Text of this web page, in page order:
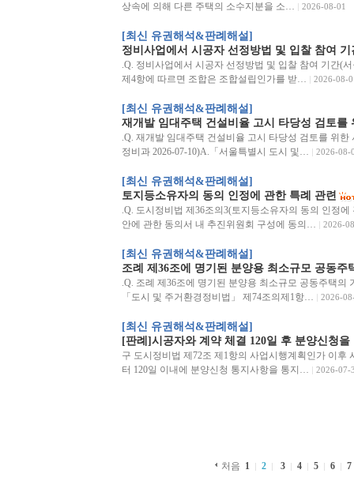
상속에 의해 다른 주택의 소수지분을 소…
2026-08-01
[최신 유권해석&판례해설]
정비사업에서 시공자 선정방법 및 입찰 참여 기
.Q. 정비사업에서 시공자 선정방법 및 입찰 참여 기간(
제4항에 따르면 조합은 조합설립인가를 받…
2026-08-
[최신 유권해석&판례해설]
재개발 임대주택 건설비율 고시 타당성 검토
.Q. 재개발 임대주택 건설비율 고시 타당성 검토를 위
정비과 2026-07-10)A.「서울특별시 도시 및…
2026-08-
[최신 유권해석&판례해설]
토지등소유자의 동의 인정에 관한 특례 관련
.Q. 도시정비법 제36조의3(토지등소유자의 동의 인정
안에 관한 동의서 내 추진위원회 구성에 동의…
2026-
[최신 유권해석&판례해설]
조례 제36조에 명기된 분양용 최소규모 공동주
.Q. 조례 제36조에 명기된 분양용 최소규모 공동주택의
「도시 및 주거환경정비법」 제74조의제1항…
2026-
[최신 유권해석&판례해설]
[판례]시공자와 계약 체결 120일 후 분양신청
구 도시정비법 제72조 제1항의 사업시행계획인가 이
터 120일 이내에 분양신청 통지사항을 통지…
2026-07-
처음 1 2 3 4 5 6 7